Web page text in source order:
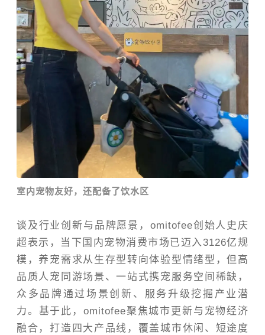
室内宠物友好，还配备了饮水区
谈及行业创新与品牌愿景，omitofee创始人史庆
超表示，当下国内宠物消费市场已迈入3126亿规
模，养宠需求从生存型转向体验型情绪型，但高
品质人宠同游场景、一站式携宠服务空间稀缺，
众多品牌通过场景创新、服务升级挖掘产业潜
力。基于此，omitofee聚焦城市更新与宠物经济
融合，打造四大产品线，覆盖城市休闲、短途度